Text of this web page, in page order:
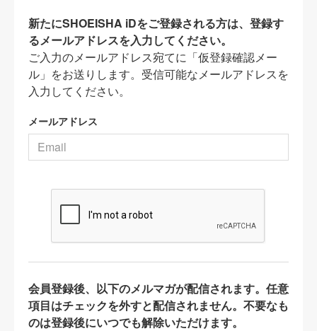
新たにSHOEISHA iDをご登録される方は、登録す
るメールアドレスを入力してください。
ご入力のメールアドレス宛てに「仮登録確認メー
ル」をお送りします。受信可能なメールアドレスを
入力してください。
メールアドレス
会員登録後、以下のメルマガが配信されます。任意
項目はチェックを外すと配信されません。不要なも
のは登録後にいつでも解除いただけます。